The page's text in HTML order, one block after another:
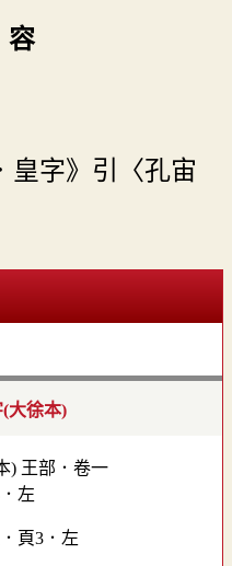
皇字》引〈孔宙
大徐本)
頁3．左